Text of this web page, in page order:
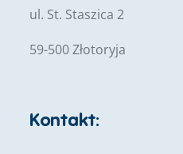
ul. St. Staszica 2
59-500 Złotoryja
Kontakt: